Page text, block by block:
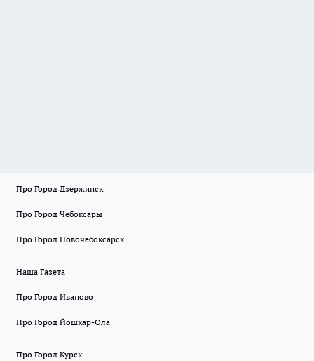
Про Город Дзержинск
Про Город Чебоксары
Про Город Новочебоксарск
Наша Газета
Про Город Иваново
Про Город Йошкар-Ола
Про Город Курск